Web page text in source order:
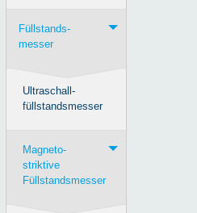
Füllstands-
messer
Ultraschall-
füllstandsmesser
Magneto-
striktive
Füllstandsmesser